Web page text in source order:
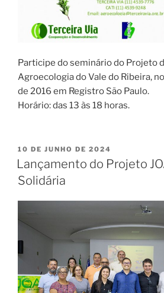
Participe do seminário do Projeto
Agroecologia do Vale do Ribeira,
de 2016 em Registro São Paulo.
Horário: das 13 às 18 horas.
10 DE JUNHO DE 2024
Lançamento do Projeto
Solidária